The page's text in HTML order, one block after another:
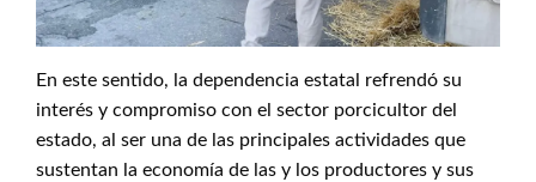
En este sentido, la dependencia estatal refrendó su
interés y compromiso con el sector porcicultor del
estado, al ser una de las principales actividades que
sustentan la economía de las y los productores y sus